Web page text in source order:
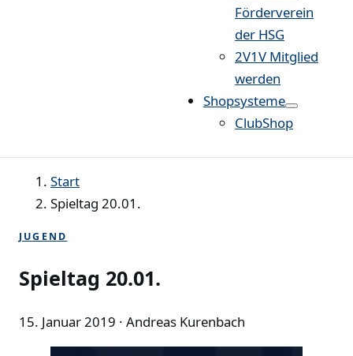
Förderverein
der HSG
2V1V Mitglied
werden
Shopsysteme
ClubShop
Start
Spieltag 20.01.
JUGEND
Spieltag 20.01.
15. Januar 2019 · Andreas Kurenbach